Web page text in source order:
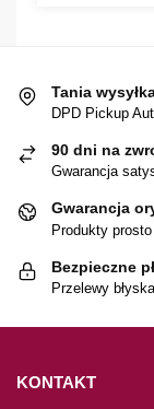
Tania
DPD Pickup
90 dni na
Gwarancja
Gwarancja
Produkty
Bezpieczne
Przelewy
KONTAKT